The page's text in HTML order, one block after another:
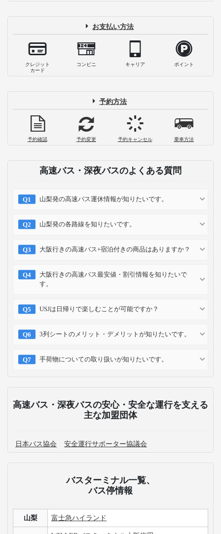
お支払い方法
クレジット
カード
コンビニ キャリア ポイント
予約方法
予約確認 予約変更 予約キャンセル 乗車方法
高速バス・深夜バスのよくある質問
山梨発の高速バス運休情報が知りたいです。
山梨発の各路線を知りたいです。
大阪行きの高速バス+宿泊付きの商品はありますか？
大阪行きの高速バス最安値・割引情報を知りたいで
す。
USJは日帰りで楽しむことが可能ですか？
3列シートのメリット・デメリットが知りたいです。
手荷物についての取り扱いが知りたいです。
高速バス・深夜バスの安心・安全な運行を支える
主な加盟団体
日本バス協会 安全運行サポーター協議会
バスターミナル一覧、
バス停情報
山梨 富士急ハイランド